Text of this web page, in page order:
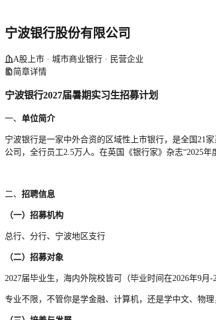
宁波银行股份有限公司
A股上市 · 城市商业银行 · 民营企业
简章详情
宁波银行2027届暑期实习生招募计划
一、 单位简介
宁波银行是一家中外合资的区域性上市银行，是全国21
公司，全行员工2.5万人。在英国《银行家》杂志“2025
二、 招聘信息
（一）招募机构
总行、分行、宁波地区支行
（二）招募对象
2027届毕业生，海内外院校皆可（毕业时间在2026年9月-
专业不限，不管你是学金融、计算机，还是学中文、物理